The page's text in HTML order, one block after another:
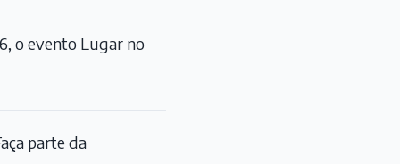
o evento Lugar no
parte da